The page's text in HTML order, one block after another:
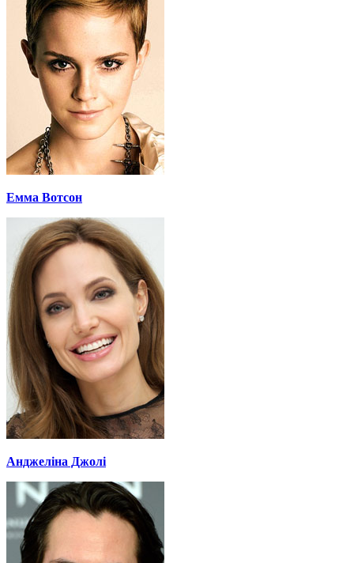
Емма Вотсон
Анджеліна Джолі